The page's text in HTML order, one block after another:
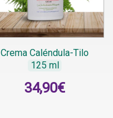
Crema Caléndula-Tilo
125 ml
34,90€